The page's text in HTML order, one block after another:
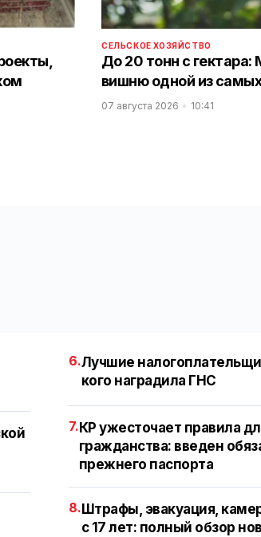
СЕЛЬСКОЕ ХОЗЯЙСТВО
До 20 тонн с гектара:
вишню одной из
07 августа 2026 10:41
6.Лучшие
кого наградила ГНС
7. КР ужесточает правила
гражданства: введен
прежнего паспорта
8. Штрафы, эвакуация,
с 17 лет: полный обзор